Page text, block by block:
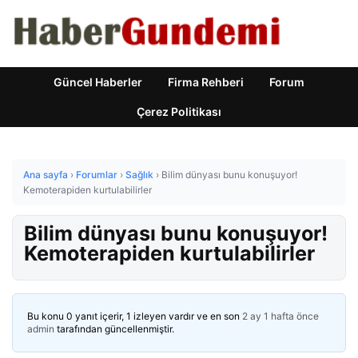
Güncel Haberler Firma Rehberi Forum
Çerez Politikası
Ana sayfa › Forumlar › Sağlık › Bilim dünyası bunu konuşuyor!
Kemoterapiden kurtulabilirler
Bilim dünyası bunu konuşuyor!
Kemoterapiden kurtulabilirler
Bu konu 0 yanıt içerir, 1 izleyen vardır ve en son 2 ay 1 hafta önce
admin tarafından güncellenmiştir.